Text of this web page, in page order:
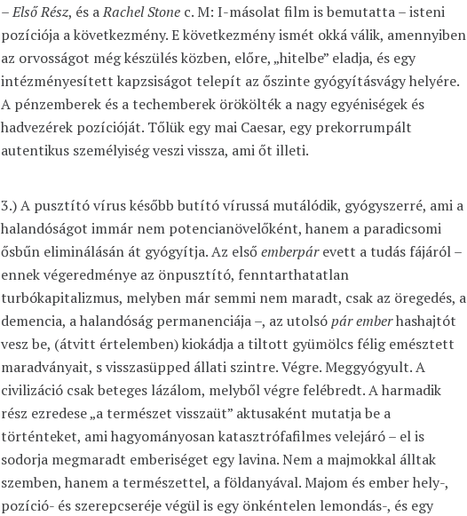
– Első Rész, és aRachel Stone c. M: I-másolat film is bemutatta – isteni
pozíciója a következmény. E következmény ismét okká válik, amennyiben
az orvosságot még készülés közben, előre, „hitelbe” eladja, és egy
intézményesített kapzsiságot telepít az őszinte gyógyításvágy helyére.
A pénzemberek és a techemberek örökölték a nagy egyéniségek és
hadvezérek pozícióját. Tőlük egy mai Caesar, egy prekorrumpált
autentikus személyiség veszi vissza, ami őt illeti.
3.) A pusztító vírus később butító vírussá mutálódik, gyógyszerré, ami a
halandóságot immár nem potencianövelőként, hanem a paradicsomi
ősbűn eliminálásán át gyógyítja. Az elsőemberpárevett a tudás fájáról –
ennek végeredménye az önpusztító, fenntarthatatlan
turbókapitalizmus, melyben már semmi nem maradt, csak az öregedés, a
demencia, a halandóság permanenciája –, az utolsópár emberhashajtót
vesz be, (átvitt értelemben) kiokádja a tiltott gyümölcs félig emésztett
maradványait, s visszasüpped állati szintre. Végre. Meggyógyult. A
civilizáció csak beteges lázálom, melyből végre felébredt. A harmadik
rész ezredese „a természet visszaüt” aktusaként mutatja be a
történteket, ami hagyományosan katasztrófafilmes velejáró – el is
sodorja megmaradt emberiséget egy lavina. Nem a majmokkal álltak
szemben, hanem a természettel, a földanyával. Majom és ember hely-,
pozíció- és szerepcseréje végül is egy önkéntelen lemondás-, és egy